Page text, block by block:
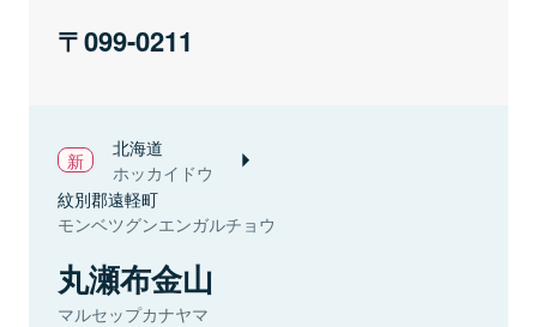
099-0211
北海道
ホッカイドウ
紋別郡遠軽町
モンベツグンエンガルチョウ
丸瀬布金山
マルセップカナヤマ